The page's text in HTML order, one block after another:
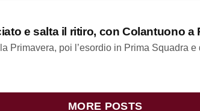
e salta il ritiro, con Colantuono
Primavera, poi l’esordio in Prima Squadra
MORE POSTS